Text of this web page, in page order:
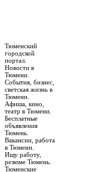
Тюменский
городской
портал.
Новости в
Тюмени.
События, бизнес,
светская жизнь в
Тюмени.
Афиша, кино,
театр в Тюмени.
Бесплатные
объявления
Тюмень.
Вакансии, работа
в Тюмени.
Ищу работу,
резюме Тюмень.
Тюменские